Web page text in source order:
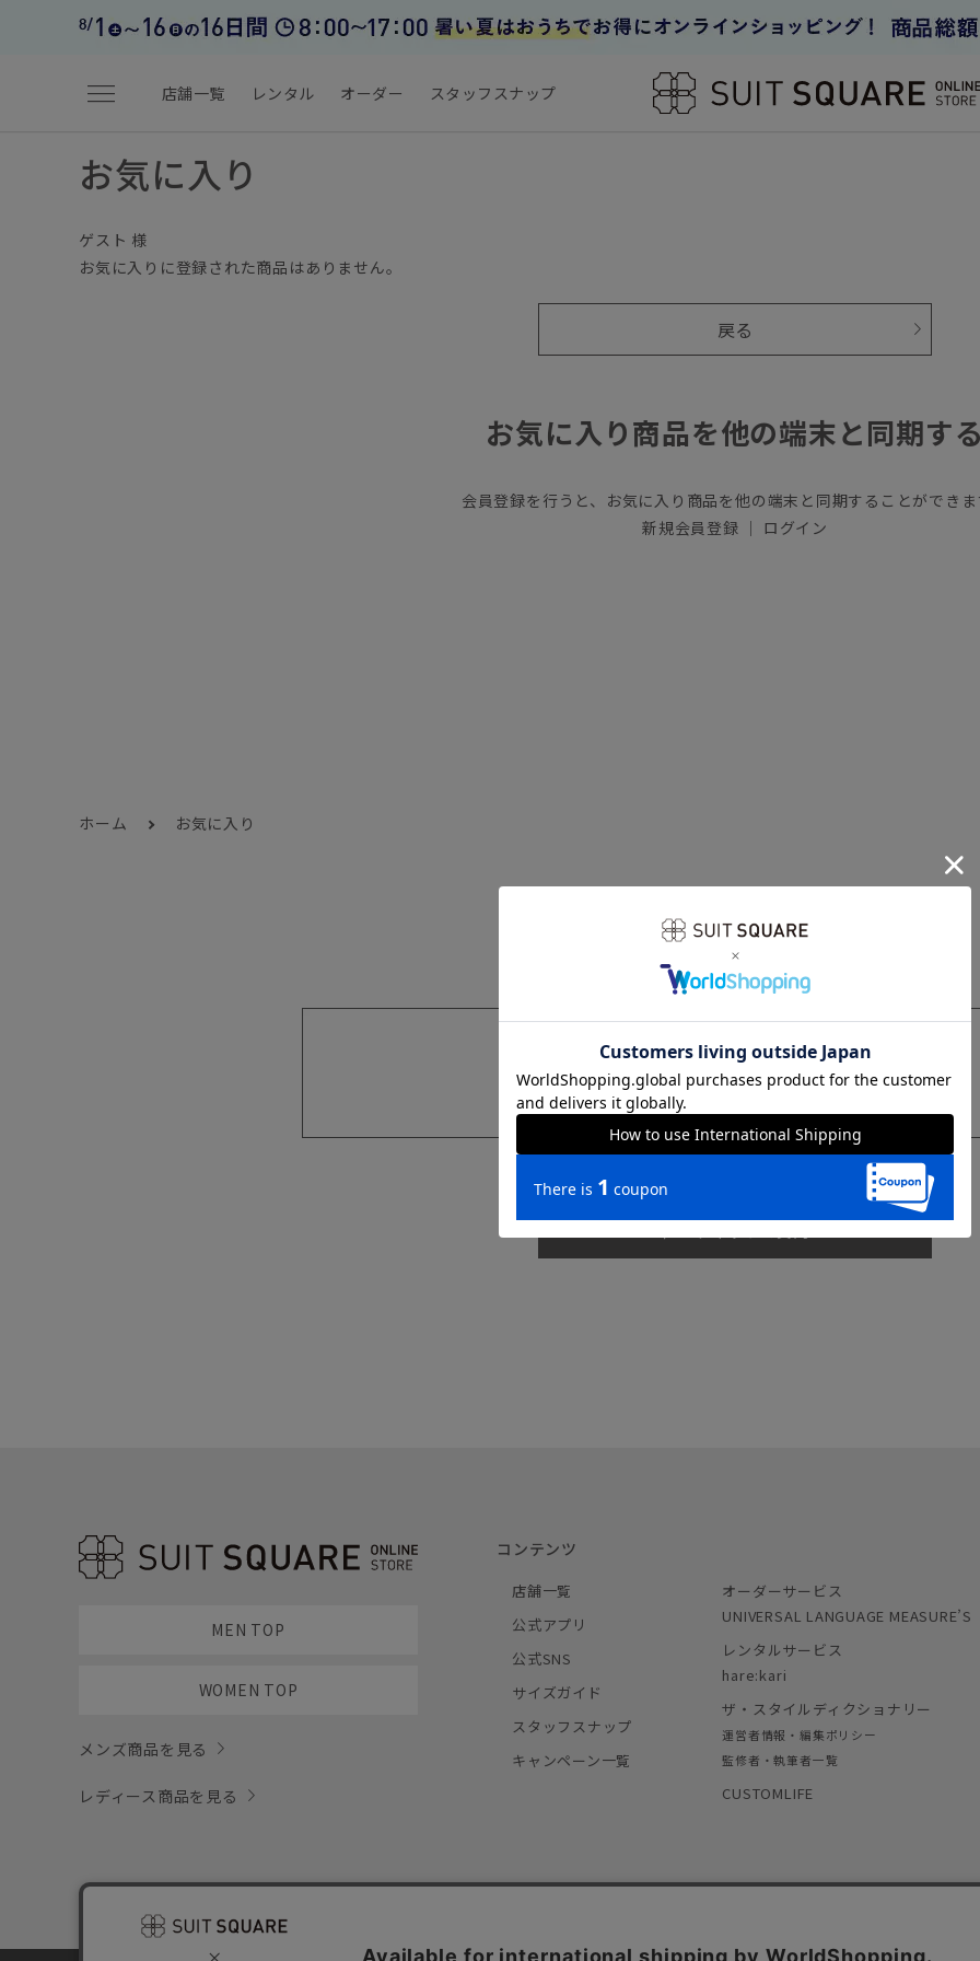
menu 店舗一覧 レンタル オーダー スタッフスナップ
お気に入り
ゲスト 様
お気に入りに登録された商品はありません。
戻る
お気に入り商品を他の端末と同期す
会員登録を行うと、お気に入り商品を他の端末と同期することができ
新規会員登録 ｜ ログイン
ホーム お気に入り
sms
MEN TOP
WOMEN TOP
メンズ商品を見る
レディース商品を見る
コンテンツ
店舗一覧
公式アプリ
公式SNS
サイズガイド
スタッフスナップ
キャンペーン一覧
オーダーサービス
UNIVERSAL LANGUAGE MEASURE’S
レンタルサービス
hare:kari
ザ・スタイルディクショナリー
運営者情報・編集ポリシー
監修者・執筆者一覧
CUSTOMLIFE